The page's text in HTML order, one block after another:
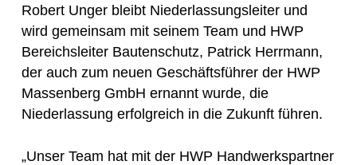
Robert Unger bleibt Niederlassungsleiter und
wird gemeinsam mit seinem Team und HWP
Bereichsleiter Bautenschutz, Patrick Herrmann,
der auch zum neuen Geschäftsführer der HWP
Massenberg GmbH ernannt wurde, die
Niederlassung erfolgreich in die Zukunft führen.
„Unser Team hat mit der HWP Handwerkspartner